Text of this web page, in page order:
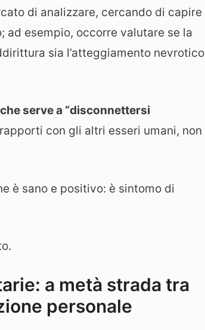
di analizzare, cercando di capire
ad esempio, occorre valutare se la
sia l’atteggiamento nevrotico
serve a “disconnettersi
con gli altri esseri umani, non
è sano e positivo: è sintomo di
a metà strada tra
personale